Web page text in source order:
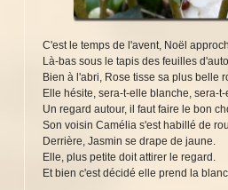
C'est le temps de l'avent, Noël
Là-bas sous le tapis des feuilles
Bien à l'abri, Rose tisse sa plus belle
Elle hésite, sera-t-elle blanche, sera-
Un regard autour, il faut faire le bon
Son voisin Camélia s'est habillé de
Derrière, Jasmin se drape de jaune.
Elle, plus petite doit attirer le regard.
Et bien c'est décidé elle prend la